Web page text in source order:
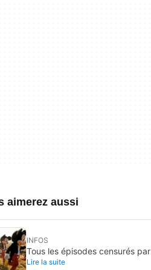
aimerez aussi
INFOS
Tous les épisodes censurés par
Disney Channel de ses séries les
Lire la suite